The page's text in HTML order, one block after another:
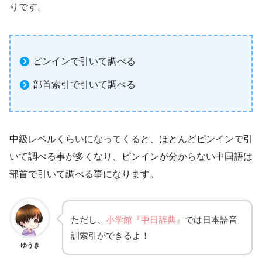
りです。
ピンインで引いて調べる
部首索引で引いて調べる
中級レベルくらいになってくると、ほとんどピンインで引
いて調べる事が多くなり、ピンインが分からない中国語は
部首で引いて調べる事になります。
ゆうき
ただし、 小学館『中日辞典』 では日本語音
訓索引ができるよ！